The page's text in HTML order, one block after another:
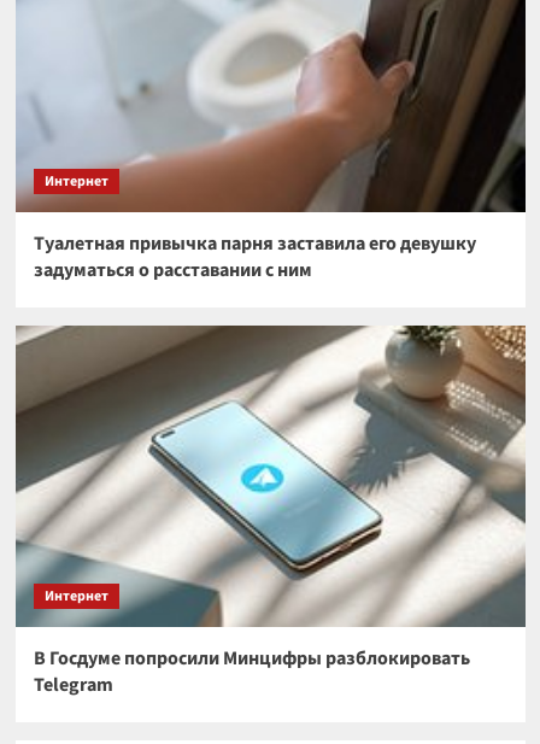
Интернет
Туалетная привычка парня заставила его девушку
задуматься о расставании с ним
Интернет
В Госдуме попросили Минцифры разблокировать
Telegram